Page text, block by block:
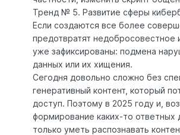
Тренд № 5. Развитие сферы
Если создаются все более
предотвратят недобросовестное
уже зафиксированы: подмена
данных или их хищения.
Сегодня довольно сложно без
генеративный контент, который
доступ. Поэтому в 2025 году и,
формирование каких-то
только уметь распознавать